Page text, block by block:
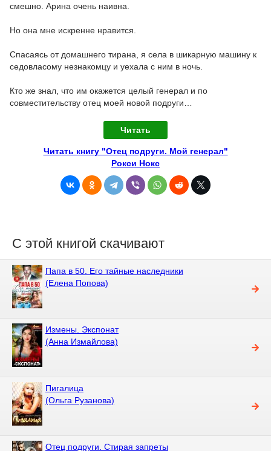
смешно. Арина очень наивна.
Но она мне искренне нравится.
Спасаясь от домашнего тирана, я села в шикарную машину к
седовласому незнакомцу и уехала с ним в ночь.
Кто же знал, что им окажется целый генерал и по
совместительству отец моей новой подруги…
Читать
Читать книгу "Отец подруги. Мой генерал"
Рокси Нокс
С этой книгой скачивают
Папа в 50. Его тайные наследники
(Елена Попова)
Измены. Экспонат
(Анна Измайлова)
Пигалица
(Ольга Рузанова)
Отец подруги. Стирая запреты